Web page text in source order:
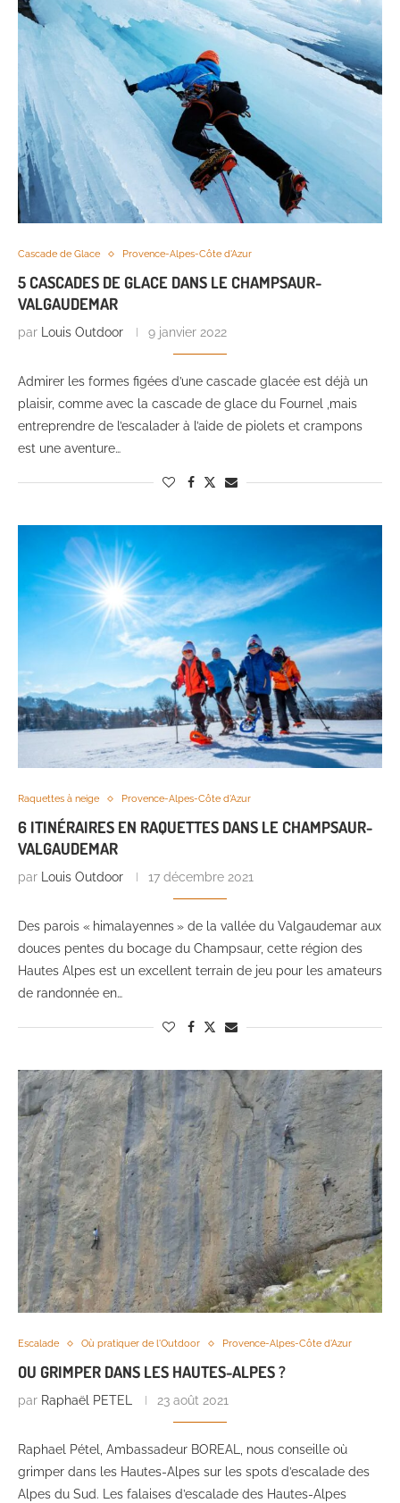
Cascade de Glace Provence-Alpes-Côte d'Azur
5 CASCADES DE GLACE DANS LE CHAMPSAUR-
VALGAUDEMAR
par Louis Outdoor 9 janvier 2022
Admirer les formes figées d’une cascade glacée est déjà un
plaisir, comme avec la cascade de glace du Fournel ,mais
entreprendre de l’escalader à l’aide de piolets et crampons
est une aventure…
Raquettes à neige Provence-Alpes-Côte d'Azur
6 ITINÉRAIRES EN RAQUETTES DANS LE CHAMPSAUR-
VALGAUDEMAR
par Louis Outdoor 17 décembre 2021
Des parois « himalayennes » de la vallée du Valgaudemar aux
douces pentes du bocage du Champsaur, cette région des
Hautes Alpes est un excellent terrain de jeu pour les amateurs
de randonnée en…
Escalade Où pratiquer de l'Outdoor Provence-Alpes-Côte d'Azur
OU GRIMPER DANS LES HAUTES-ALPES ?
par Raphaël PETEL 23 août 2021
Raphael Pétel, Ambassadeur BOREAL, nous conseille où
grimper dans les Hautes-Alpes sur les spots d’escalade des
Alpes du Sud. Les falaises d’escalade des Hautes-Alpes